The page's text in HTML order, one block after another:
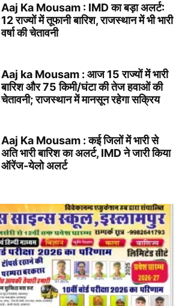
Aaj Ka Mousam : IMD का बड़ा अलर्ट:
12 राज्यों में तूफानी बारिश, राजस्थान में भी भारी
वर्षा की चेतावनी
Aaj ka Mousam : आज 15 राज्यों में भारी
बारिश और 75 किमी/घंटा की तेज हवाओं की
चेतावनी; राजस्थान में मानसून रहेगा सक्रिय
Aaj Ka Mousam : कई जिलों में भारी से
अति भारी बारिश का अलर्ट, IMD ने जारी किया
ऑरेंज-येलो अलर्ट